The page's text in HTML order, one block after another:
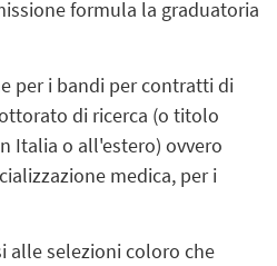
formula la graduatoria
per i bandi per contratti di
di ricerca (o titolo
Italia o all'estero) ovvero
medica, per i
alle selezioni coloro che